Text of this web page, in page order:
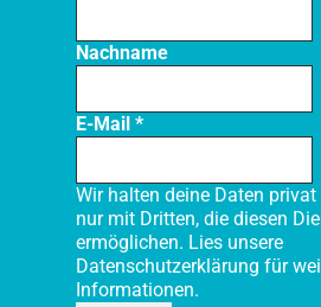
Nachname
E-Mail *
Wir halten deine Daten
nur mit Dritten, die diesen
ermöglichen. Lies unsere
Datenschutzerklärung für
Informationen.